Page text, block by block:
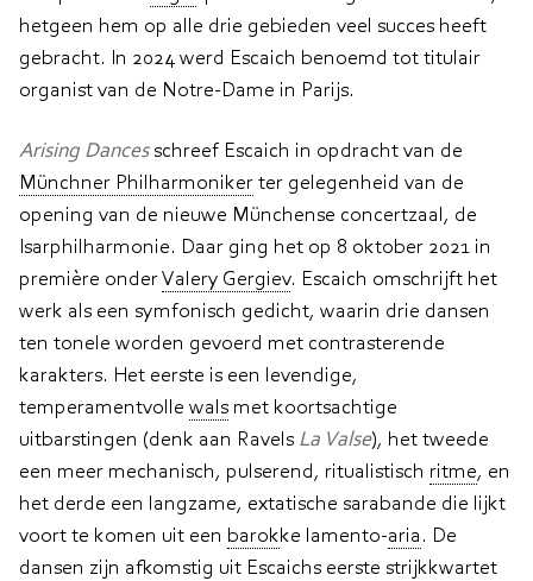
hetgeen hem op alle drie gebieden veel succes heeft
gebracht. In 2024 werd Escaich benoemd tot titulair
organist van de Notre-Dame in Parijs.
Arising Dancesschreef Escaich in opdracht van de
Münchner Philharmonikerter gelegenheid van de
opening van de nieuwe Münchense concertzaal, de
Isarphilharmonie. Daar ging het op 8 oktober 2021 in
première onderValery Gergiev. Escaich omschrijft het
werk als een symfonisch gedicht, waarin drie dansen
ten tonele worden gevoerd met contrasterende
karakters. Het eerste is een levendige,
temperamentvolle wals met ko­ortsachtige
uitbarstingen (denk aan Ravels La Valse), het tweede
een meer mechanisch, pulserend, ritualistisch ritme, en
het derde een langzame, extatische sarabande die lijkt
voort te komen uit een barokke lamento-aria. De
dansen zijn afkomstig uit Escaichs eerste strijkkwartet